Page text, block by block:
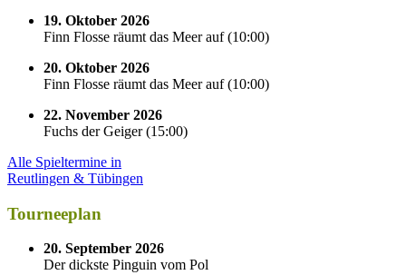
19. Oktober 2026
Finn Flosse räumt das Meer auf(10:00)
20. Oktober 2026
Finn Flosse räumt das Meer auf(10:00)
22. November 2026
Fuchs der Geiger(15:00)
Alle Spieltermine in
Reutlingen & Tübingen
Tourneeplan
20. September 2026
Der dickste Pinguin vom Pol